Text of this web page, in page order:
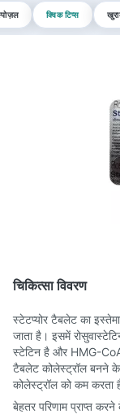
क्विक टिप्स
चिकित्सा विवरण
स्टेटप्योर टैबलेट का
जाता है। इसमें
स्टेटिन है और HMG-CoA
टैबलेट कोलेस्ट्रॉल बनने के
कोलेस्ट्रॉल को कम करता
बेहतर परिणाम प्राप्त